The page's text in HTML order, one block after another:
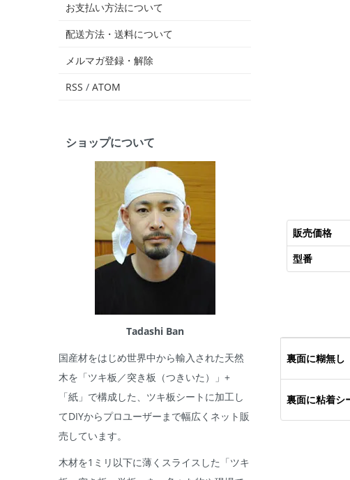
販売価格
型番
裏面に糊無し
裏面に粘着シ
お支払い方法について
配送方法・送料について
メルマガ登録・解除
RSS / ATOM
ショップについて
Tadashi Ban
国産材をはじめ世界中から輸入された天然
木を「ツキ板／突き板（つきいた）」+
「紙」で構成した、ツキ板シートに加工し
てDIYからプロユーザーまで幅広くネット販
売しています。
木材を1ミリ以下に薄くスライスした「ツキ